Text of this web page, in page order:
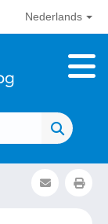
Nederlands